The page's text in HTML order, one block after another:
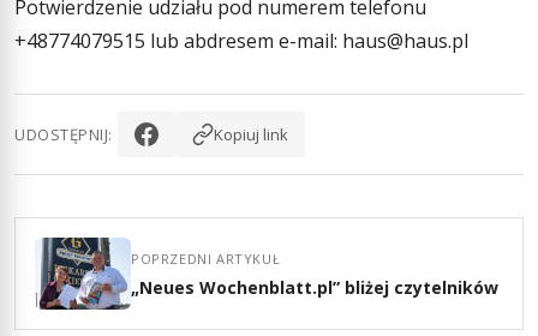
Potwierdzenie udziału pod numerem telefonu
+48774079515 lub abdresem e-mail: haus@haus.pl
UDOSTĘPNIJ: Kopiuj link
POPRZEDNI ARTYKUŁ
„Neues Wochenblatt.pl” bliżej czytelników